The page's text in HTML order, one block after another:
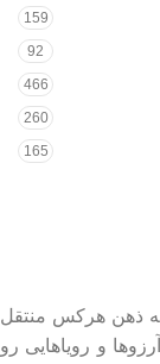
159
92
466
260
165
ذهن هرکس منتقل
و رویاهایی رو